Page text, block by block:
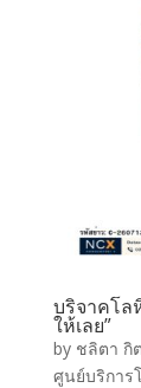
บริจาคโล
ให้เลย”
by ชลิตา กิ
ศูนย์บริการ